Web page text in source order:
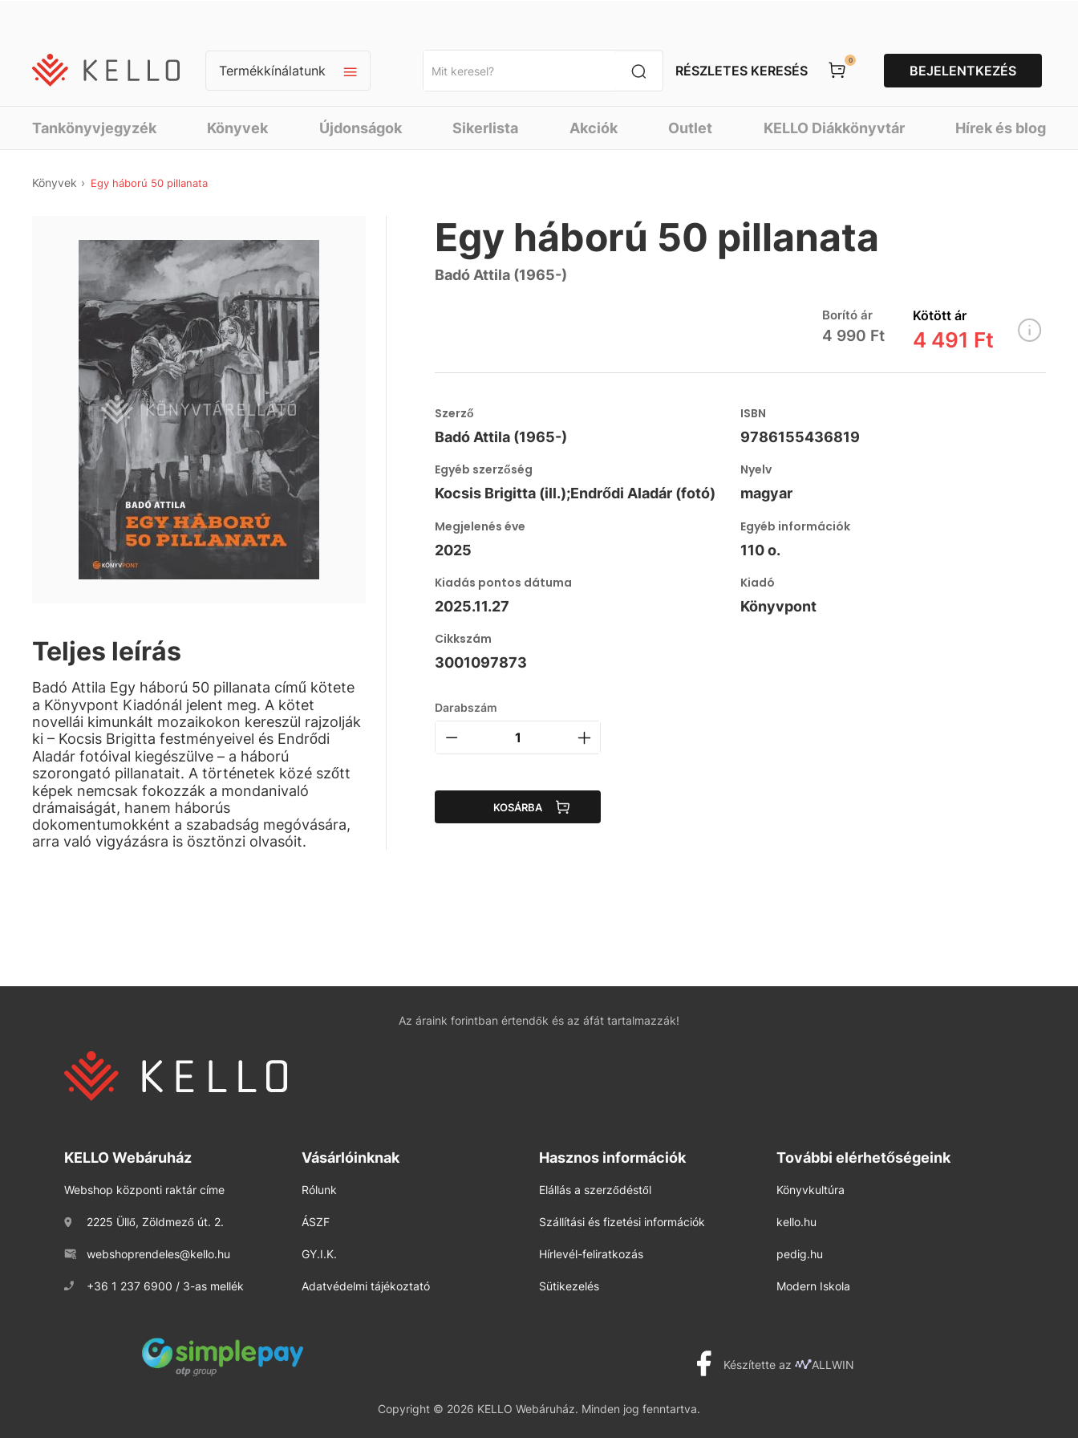
Termékkínálatunk RÉSZLETES KERESÉS
0
BEJELENTKEZÉS
Tankönyvjegyzék Könyvek Újdonságok Sikerlista Akciók Outlet KELLO Diákkönyvtár Hírek és blog
Könyvek Egy háború 50 pillanata
Teljes leírás
Badó Attila Egy háború 50 pillanata című kötete
a Könyvpont Kiadónál jelent meg. A kötet
novellái kimunkált mozaikokon kereszül rajzolják
ki – Kocsis Brigitta festményeivel és Endrődi
Aladár fotóival kiegészülve – a háború
szorongató pillanatait. A történetek közé szőtt
képek nemcsak fokozzák a mondanivaló
drámaiságát, hanem háborús
dokomentumokként a szabadság megóvására,
arra való vigyázásra is ösztönzi olvasóit.
Egy háború 50 pillanata
Badó Attila (1965-)
Borító ár
4 990 Ft
Kötött ár
4 491 Ft
Szerző
Badó Attila (1965-)
ISBN
9786155436819
Egyéb szerzőség
Kocsis Brigitta (ill.);Endrődi Aladár (fotó)
Nyelv
magyar
Megjelenés éve
2025
Egyéb információk
110 o.
Kiadás pontos dátuma
2025.11.27
Kiadó
Könyvpont
Cikkszám
3001097873
Darabszám
KOSÁRBA
Az áraink forintban értendők és az áfát tartalmazzák!
KELLO Webáruház
Webshop központi raktár címe
2225 Üllő, Zöldmező út. 2.
webshoprendeles@kello.hu
+36 1 237 6900 / 3-as mellék
Vásárlóinknak
Rólunk
ÁSZF
GY.I.K.
Adatvédelmi tájékoztató
Hasznos információk
Elállás a szerződéstől
Szállítási és fizetési információk
Hírlevél-feliratkozás
Sütikezelés
További elérhetőségeink
Könyvkultúra
kello.hu
pedig.hu
Modern Iskola
Készítette az ALLWIN
Copyright © 2026 KELLO Webáruház. Minden jog fenntartva.